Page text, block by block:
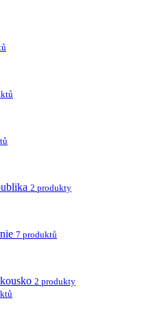
2 produkty
7 produktů
2 produkty